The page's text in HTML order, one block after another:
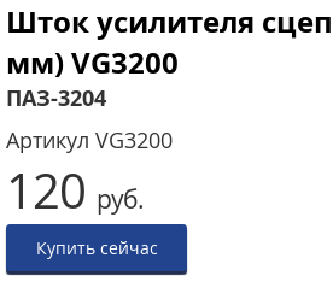
Шток усилителя
мм) VG3200
ПАЗ-3204
Артикул VG3200
120 руб.
Купить сейчас